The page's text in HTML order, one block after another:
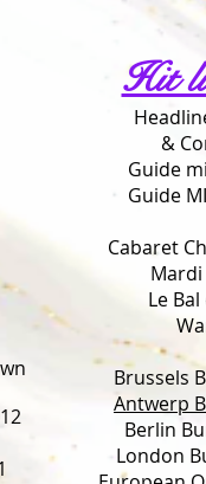
Hit
&
Guide
Guide
Cabaret
Mardi
Le
Brussels
Antwerp
Berlin
London